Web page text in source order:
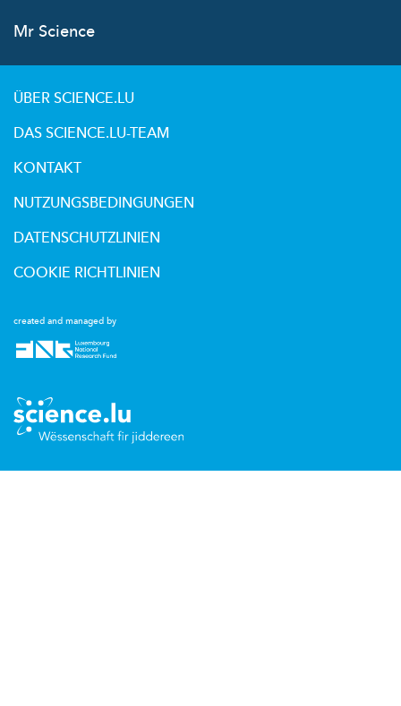
Mr Science
created and managed by
ÜBER SCIENCE.LU
DAS SCIENCE.LU-TEAM
KONTAKT
NUTZUNGSBEDINGUNGEN
DATENSCHUTZLINIEN
COOKIE RICHTLINIEN